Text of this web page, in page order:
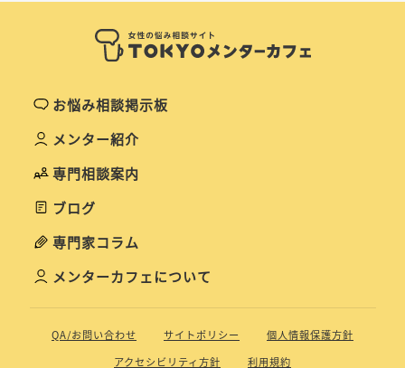
お悩み相談掲示板
メンター紹介
専門相談案内
ブログ
専門家コラム
メンターカフェについて
QA/お問い合わせ サイトポリシー
個人情報保護方針
アクセシビリティ方針
利用規約